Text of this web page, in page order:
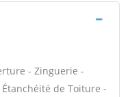
- Zinguerie -
de Toiture -